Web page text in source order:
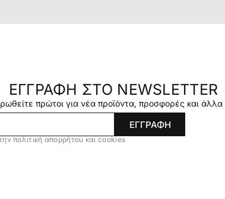
ΕΓΓΡΑΦΗ ΣΤΟ NEWSLETTER
πρώτοι για νέα προϊόντα, προσφορές και
ΕΓΓΡΑΦΗ
πολιτική απορρήτου και cookies